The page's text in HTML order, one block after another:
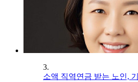
3.
소액 직역연금 받는 노인,